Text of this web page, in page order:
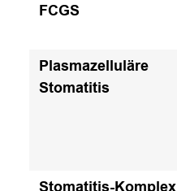
FCGS
Plasmazelluläre
Stomatitis